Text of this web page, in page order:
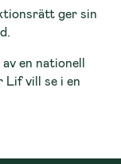
ger sin
en nationell
Lif vill se i en